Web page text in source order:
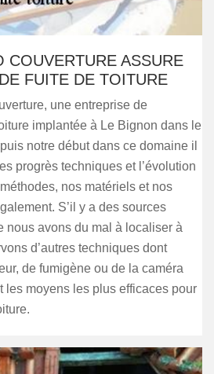
COUVERTURE ASSURE
FUITE DE TOITURE
une entreprise de
implantée à Le Bignon dans le
notre début dans ce domaine il
progrès techniques et l’évolution
nos matériels et nos
S’il y a des sources
nous avons du mal à localiser à
d’autres techniques dont
de fumigène ou de la caméra
les moyens les plus efficaces pour